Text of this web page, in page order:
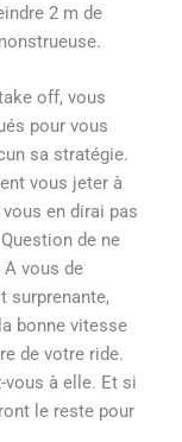
2 m de
off, vous
pour vous
sa stratégie.
vous jeter à
vous en dirai pas
de ne
vous de
surprenante,
bonne vitesse
de votre ride.
vous à elle. Et si
le reste pour